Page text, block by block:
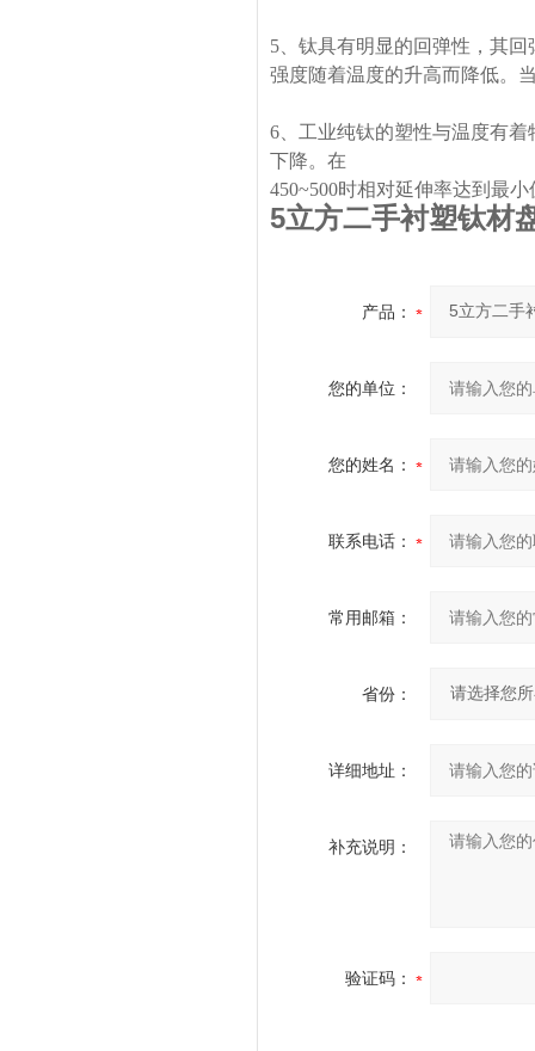
5、钛具有明显的回弹性，其
强度随着温度的升高而降低。
6、工业纯钛的塑性与温度有
下降。在
450~500时相对延伸率达到最
5立方二手衬塑钛材
产品：
您的单位：
您的姓名：
联系电话：
常用邮箱：
省份：
详细地址：
补充说明：
验证码：